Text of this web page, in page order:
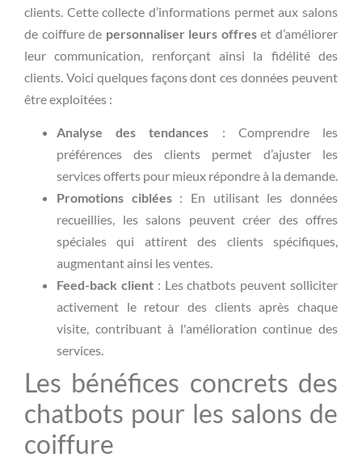
clients. Cette collecte d’informations permet aux salons
de coiffure de personnaliser leurs offreset d’améliorer
leur communication, renforçant ainsi la fidélité des
clients. Voici quelques façons dont ces données peuvent
être exploitées :
Analyse des tendances : Comprendre les
préférences des clients permet d’ajuster les
services offerts pour mieux répondre à la demande.
Promotions ciblées: En utilisant les données
recueillies, les salons peuvent créer des offres
spéciales qui attirent des clients spécifiques,
augmentant ainsi les ventes.
Feed-back client: Les chatbots peuvent solliciter
activement le retour des clients après chaque
visite, contribuant à l'amélioration continue des
services.
Les bénéfices concrets des
chatbots pour les salons de
coiffure